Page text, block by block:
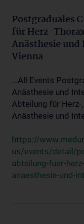
Postgraduales
für Herz-
Anästhesie
Vienna
...All Events
Anästhesie und
Abteilung für Herz-
Anästhesie und
https://
us/events/detail/
abteilung-fuer-
anaesthesie-und-